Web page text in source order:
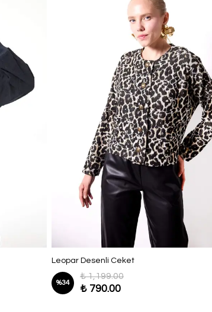
Leopar Desenli Ceket
%34
₺ 1,199.00
₺ 790.00